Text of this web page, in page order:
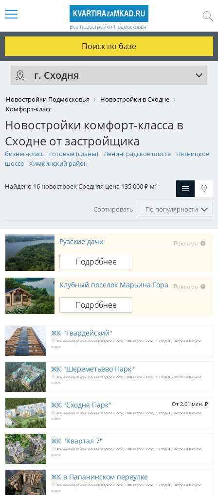
Все новостройки Подмосковья
Поиск по базе
г. Сходня
Новостройки Подмосковья
Новостройки в Сходне
Комфорт-класс
Новостройки комфорт-класса в
Сходне от застройщика
бизнес-класс готовые (сданы) Ленинградское шоссе
Пятницкое
шоссе
Химкинский район
Найдено 16 новостроекСредняя цена 135 000 ₽ м2
Сортировать По популярности
Реклама
Рузские дачи
Подробнее
Реклама
Клубный поселок Марьина Гора
Подробнее
ЖК "Гвардейский"
Химкинский район Ленинградское шоссе Пятницкое шоссе г. Сходня
метро Пятницкое
шоссе
ЖК "Шереметьево Парк"
Химкинский район Ленинградское шоссе Пятницкое шоссе г. Сходня
метро Пятницкое
шоссе
ЖК "Сходня Парк" От 2.01 млн. ₽
Химкинский район Ленинградское шоссе Пятницкое шоссе г. Сходня
метро Пятницкое
шоссе
ЖК "Квартал 7"
Химкинский район Ленинградское шоссе Пятницкое шоссе г. Сходня
метро Пятницкое
шоссе
ЖК в Папанинском переулке
Химкинский район Ленинградское шоссе Пятницкое шоссе г. Сходня
метро Пятницкое
шоссе